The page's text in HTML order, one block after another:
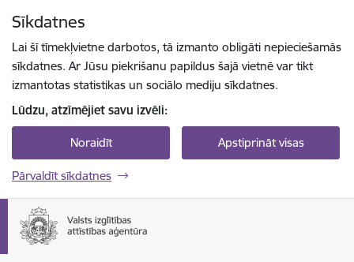
Sīkdatnes
Lai šī tīmekļvietne darbotos, tā izmanto obligāti nepieciešamās
sīkdatnes. Ar Jūsu piekrišanu papildus šajā vietnē var tikt
izmantotas statistikas un sociālo mediju sīkdatnes.
Lūdzu, atzīmējiet savu izvēli:
Noraidīt Apstiprināt visas
Pārvaldīt sīkdatnes